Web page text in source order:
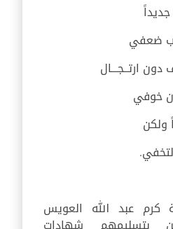
ضعفي
دون ارتــجـــال
خوفي
ولكن
كرم عبد الله العويس